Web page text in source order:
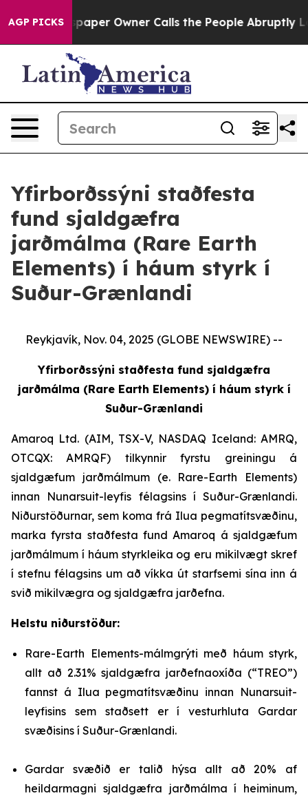
AGP PICKSOwner Calls the People Abruptly Laid off
Yfirborðssýni staðfesta
fund sjaldgæfra
jarðmálma (Rare Earth
Elements) í háum styrk í
Suður-Grænlandi
Reykjavík, Nov. 04, 2025 (GLOBE NEWSWIRE) --
Yfirborðssýni staðfesta fund sjaldgæfra
jarðmálma (Rare Earth Elements) í háum styrk í
Suður-Grænlandi
Amaroq Ltd. (AIM, TSX-V, NASDAQ Iceland: AMRQ,
OTCQX: AMRQF) tilkynnir fyrstu greiningu á
sjaldgæfum jarðmálmum (e. Rare-Earth Elements)
innan Nunarsuit-leyfis félagsins í Suður-Grænlandi.
Niðurstöðurnar, sem koma frá Ilua pegmatítsvæðinu,
marka fyrsta staðfesta fund Amaroq á sjaldgæfum
jarðmálmum í háum styrkleika og eru mikilvægt skref
í stefnu félagsins um að víkka út starfsemi sína inn á
svið mikilvægra og sjaldgæfra jarðefna.
Helstu niðurstöður:
Rare-Earth Elements-málmgrýti með háum styrk,
allt að 2.31% sjaldgæfra jarðefnaoxíða (“TREO”)
fannst á Ilua pegmatítsvæðinu innan Nunarsuit-
leyfisins sem staðsett er í vesturhluta Gardar
svæðisins í Suður-Grænlandi.
Gardar svæðið er talið hýsa allt að 20% af
heildarmagni sjaldgæfra jarðmálma í heiminum,